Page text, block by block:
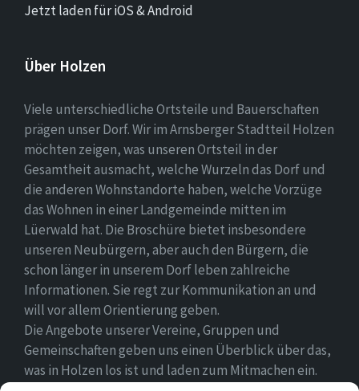
Jetzt laden für iOS & Android
Über Holzen
Viele unterschiedliche Ortsteile und Bauerschaften
prägen unser Dorf. Wir im Arnsberger Stadtteil Holzen
möchten zeigen, was unseren Ortsteil in der
Gesamtheit ausmacht, welche Wurzeln das Dorf und
die anderen Wohnstandorte haben, welche Vorzüge
das Wohnen in einer Landgemeinde mitten im
Lüerwald hat. Die Broschüre bietet insbesondere
unseren Neubürgern, aber auch den Bürgern, die
schon länger in unserem Dorf leben zahlreiche
Informationen. Sie regt zur Kommunikation an und
will vor allem Orientierung geben.
Die Angebote unserer Vereine, Gruppen und
Gemeinschaften geben uns einen Überblick über das,
was in Holzen los ist und laden zum Mitmachen ein.